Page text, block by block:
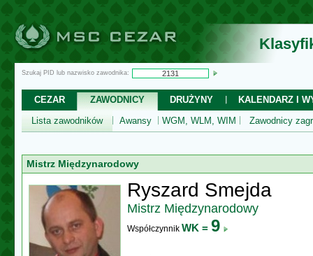
Szukaj PID lub nazwisko zawodnika:
CEZAR ZAWODNICY DRUŻYNY
KALENDARZ I
Lista zawodników
Awansy WGM, WLM, WIM Zawodnicy
Mistrz Międzynarodowy
Ryszard Smejda
Mistrz Międzynarodowy
Współczynnik WK = 9